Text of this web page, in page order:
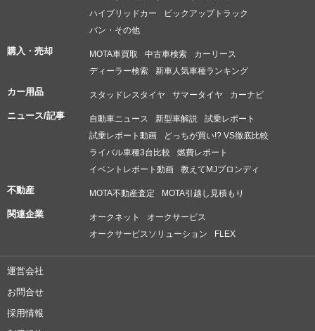
ハイブリッドカー
ピックアップトラック
バン・その他
購入・売却 MOTA車買取 中古車検索
カーリース
ディーラー検索
新車人気車種ランキング
カー用品 スタッドレスタイヤ サマータイヤ カーナビ
ニュース/記事 自動車ニュース 新型車解説
試乗レポート
試乗レポート動画
どっちが買い!? VS徹底比較
ライバル車種3台比較
燃費レポート
イベントレポート動画
教えてMJブロンディ
不動産 MOTA不動産査定 MOTA引越し見積もり
関連企業 オークネット
オークサービス
オークサービスソリューション
FLEX
運営会社
お問合せ
採用情報